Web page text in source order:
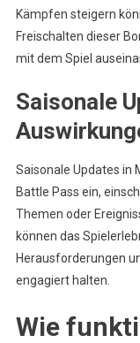
Kämpfen steigern
Freischalten dieser
mit dem Spiel
Saisonale
Saisonale Updates in
Battle Pass ein,
Themen oder
können das
Herausforderungen
engagiert halten.
Wie